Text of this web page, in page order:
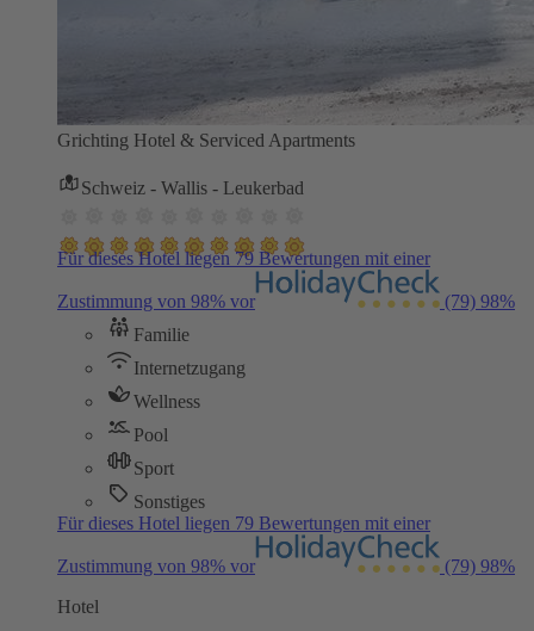
Grichting Hotel & Serviced Apartments
Schweiz - Wallis - Leukerbad
Für dieses Hotel liegen 79 Bewertungen mit einer
Zustimmung von 98% vor (79) 98%
Familie
Internetzugang
Wellness
Pool
Sport
Sonstiges
Für dieses Hotel liegen 79 Bewertungen mit einer
Zustimmung von 98% vor (79) 98%
Hotel